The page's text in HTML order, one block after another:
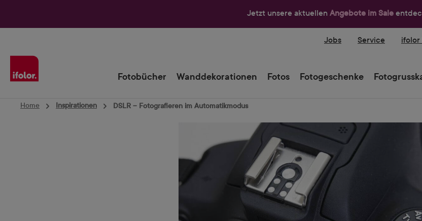
Jetzt unsere aktuellen Angebote im Sale
Jobs Service ifolor
Fotobücher Wanddekorationen Fotos Fotogeschenke
Home Inspirationen DSLR – Fotografieren im Automatikmodus